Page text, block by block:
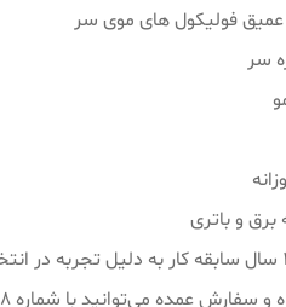
فولیکول های موی سر
سر
برق و باتری
مجموعه نگارلوکس با بیش از ۱۵ سال سابقه
شماره 09189996478 با آقای قادری در تماس حاصل فرمایید.